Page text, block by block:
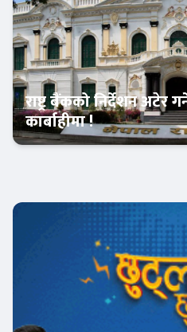
राष्ट्र बैंकको निर्देशन अटेर
कार्बाहीमा !